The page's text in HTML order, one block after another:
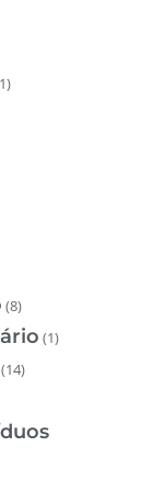
(8)
(1)
(14)